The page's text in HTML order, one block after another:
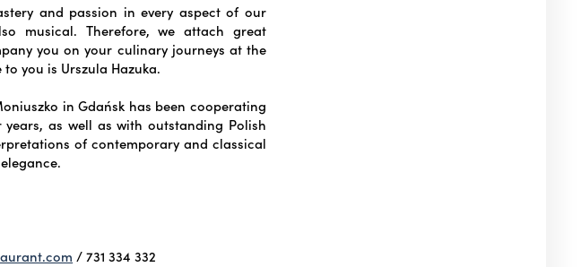
and passion in every aspect of our
musical. Therefore, we attach great
you on your culinary journeys at the
you is Urszula Hazuka.
in Gdańsk has been cooperating
as well as with outstanding Polish
of contemporary and classical
/ 731 334 332